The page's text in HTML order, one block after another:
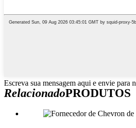
Escreva sua mensagem aqui e envie para
RelacionadoPRODUTOS